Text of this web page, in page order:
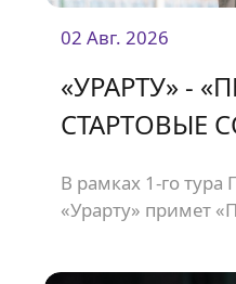
02 Авг. 2026
«УРАРТУ» -
СТАРТОВЫЕ
В рамках 1-го
«Урарту» примет